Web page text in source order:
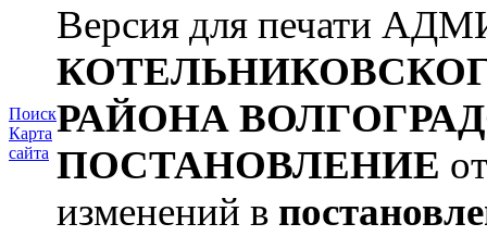
Поиск
Карта
сайта
Версия для печати
РАЙОНА
ПОСТАНОВЛЕНИЕ
изменений в